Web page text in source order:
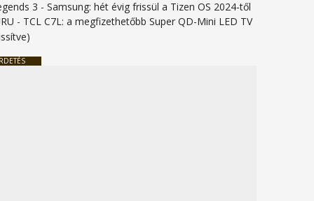
3 -Samsung: hét évig frissül a Tizen OS 2024-től
- TCL C7L: a megfizethetőbb Super QD-Mini LED TV